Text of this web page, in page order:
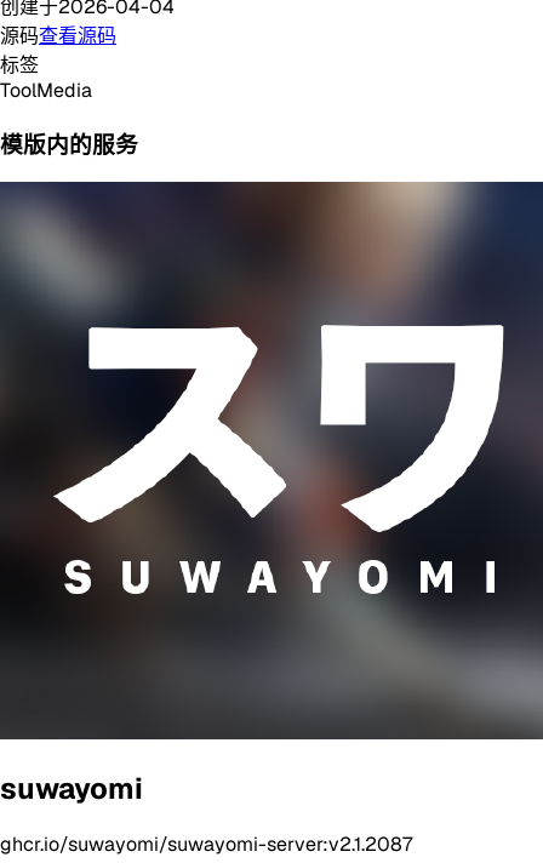
创建于2026-04-04
源码查看源码
标签
ToolMedia
模版内的服务
suwayomi
ghcr.io/suwayomi/suwayomi-server:v2.1.2087